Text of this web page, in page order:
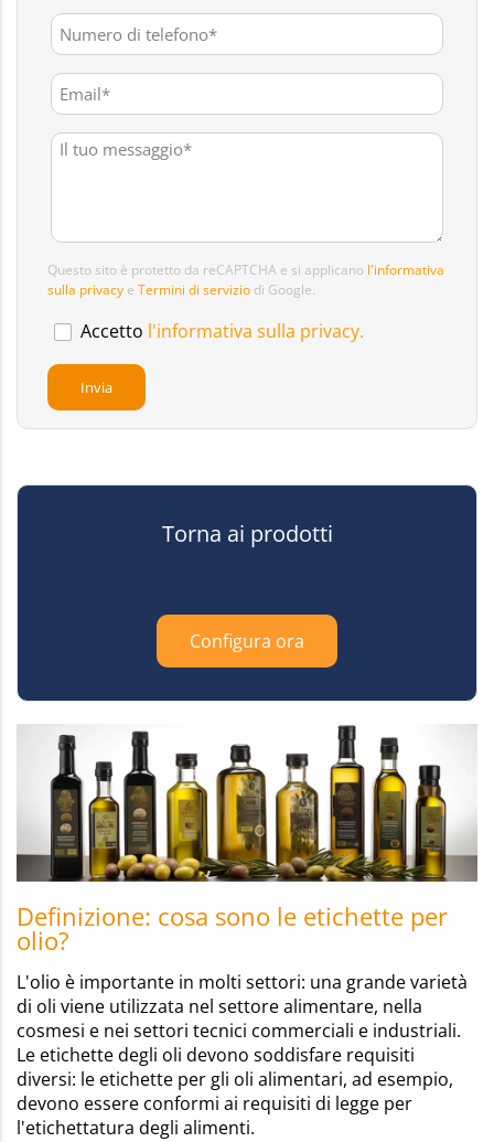
Questo sito è protetto da reCAPTCHA e si applicano l'informativa
sulla privacy e Termini di servizio di Google.
Accetto l'informativa sulla privacy.
Torna ai prodotti
Configura ora
Definizione: cosa sono le etichette per
olio?
L'olio è importante in molti settori: una grande varietà
di oli viene utilizzata nel settore alimentare, nella
cosmesi e nei settori tecnici commerciali e industriali.
Le etichette degli oli devono soddisfare requisiti
diversi: le etichette per gli oli alimentari, ad esempio,
devono essere conformi ai requisiti di legge per
l'etichettatura degli alimenti.